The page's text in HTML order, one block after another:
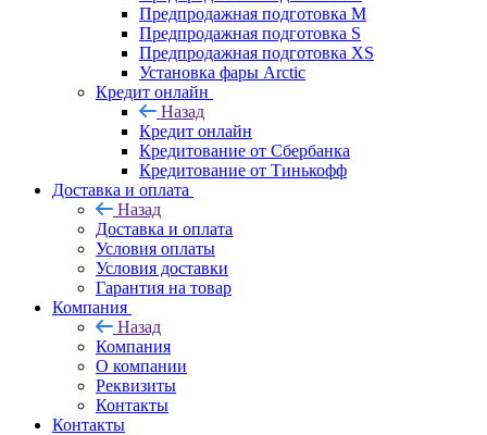
Предпродажная подготовка M
Предпродажная подготовка S
Предпродажная подготовка XS
Установка фары Arctic
Кредит онлайн
Назад
Кредит онлайн
Кредитование от Сбербанка
Кредитование от Тинькофф
Доставка и оплата
Назад
Доставка и оплата
Условия оплаты
Условия доставки
Гарантия на товар
Компания
Назад
Компания
О компании
Реквизиты
Контакты
Контакты